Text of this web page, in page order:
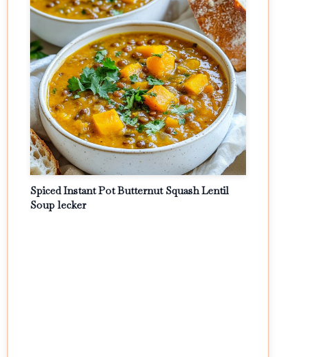
Spiced Instant Pot Butternut Squash Lentil
Soup lecker